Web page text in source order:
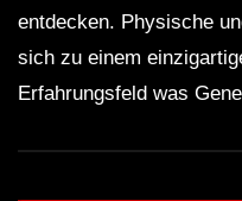
entdecken. Physische
sich zu einem
Erfahrungsfeld was